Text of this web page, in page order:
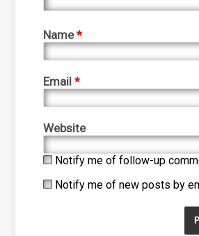
Name*
Email*
Website
Notify me of follow-up
Notify me of new posts by